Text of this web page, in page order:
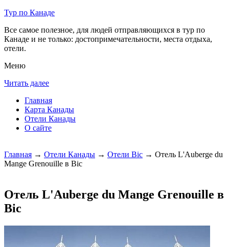
Тур по Канаде
Все самое полезное, для людей отправляющихся в тур по
Канаде и не только: достопримечательности, места отдыха,
отели.
Меню
Читать далее
Главная
Карта Канады
Отели Канады
О сайте
Главная → Отели Канады → Отели Bic → Отель L'Auberge du
Mange Grenouille в Bic
Отель L'Auberge du Mange Grenouille в
Bic